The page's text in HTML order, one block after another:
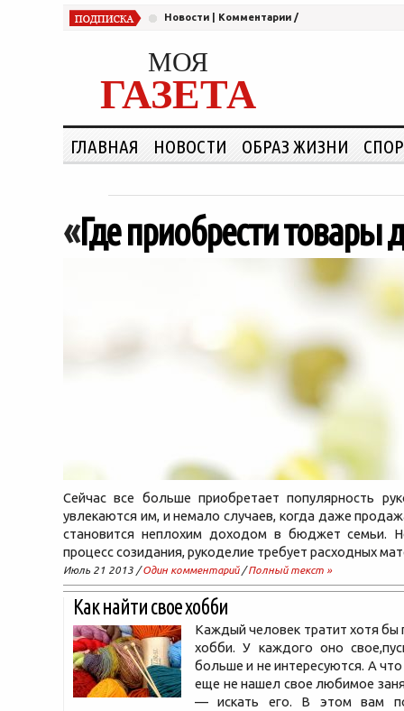
Новости Комментарии /
МОЯ
ГАЗЕТА
ГЛАВНАЯ НОВОСТИ ОБРАЗ ЖИЗНИ
«Где приобрести товары
Сейчас все больше приобретает популярность
увлекаются им, и немало случаев, когда даже
становится неплохим доходом в бюджет семьи.
процесс созидания, рукоделие требует расходных
Июль 21 2013 /Один комментарий/Полный текст »
Как найти свое хобби
Каждый человек тратит хотя бы
хобби. У каждого оно
больше и не интересуются. А
еще не нашел свое любимое
— искать его. В этом вам